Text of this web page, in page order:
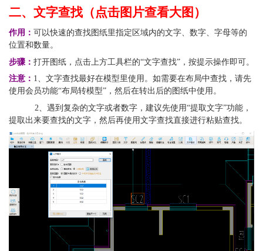
二、文字查找（点击图片查看大图）
作用： 可以快速的查找图纸里指定区域内的文字、数字、字母等的
位置和数量。
步骤： 打开图纸，点击上方工具栏的“文字查找”，按提示操作即可。
注意： 1、文字查找最好在模型里使用。如需要在布局中查找，请先
使用会员功能“布局转模型”，然后在转出后的图纸中使用。
提取出来要查找的文字，然后再使用文字查找直接进行粘贴查找。